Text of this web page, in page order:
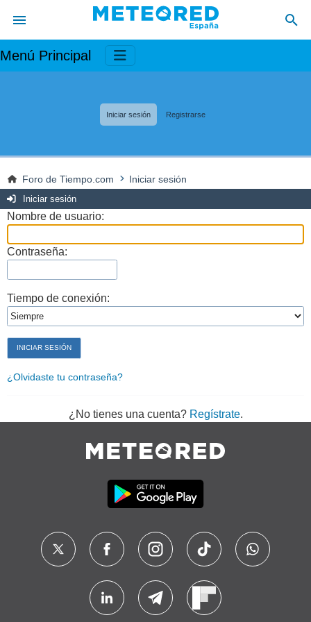
Menú Principal
Iniciar sesión Registrarse
Foro de Tiempo.com Iniciar sesión
Iniciar sesión
Nombre de usuario:
Contraseña:
Tiempo de conexión:
¿Olvidaste tu contraseña?
¿No tienes una cuenta? Regístrate.